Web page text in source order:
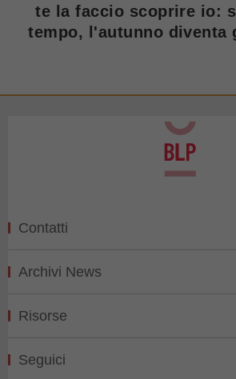
te la faccio scoprire io:
tempo, l'autunno diventa
Contatti
Archivi News
Risorse
Seguici